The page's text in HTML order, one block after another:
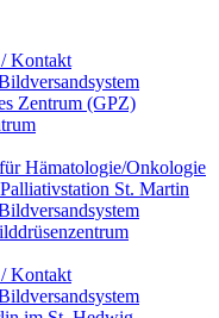
/ Kontakt
Zentrum (GPZ)
Hämatologie/Onkologie
St. Martin
/ Kontakt